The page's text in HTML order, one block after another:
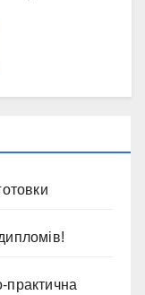
практична